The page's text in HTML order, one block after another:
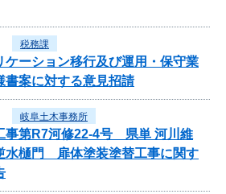
税務課
ケーション移行及び運用・保守業
書案に対する意見招請
岐阜土木事務所
事第R7河修22-4号 県単 河川維
樋門 扉体塗装塗替工事に関す